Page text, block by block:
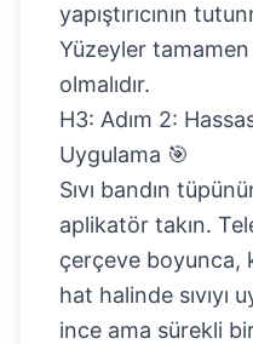
yapıştırıcının
Yüzeyler tamamen
olmalıdır.
H3: Adım 2:
Uygulama 🎯
Sıvı bandın
aplikatör takın.
çerçeve boyunca,
hat halinde sıvıyı
ince ama sürekli